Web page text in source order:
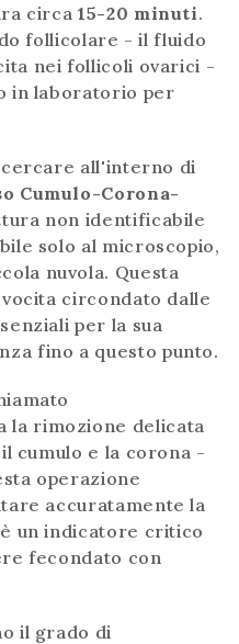
circa15-20 minuti.
follicolare - il fluido
nei follicoli ovarici -
in laboratorio per
all'interno di
Cumulo-Corona-
non identificabile
solo al microscopio,
nuvola. Questa
circondato dalle
per la sua
fino a questo punto.
la rimozione delicata
cumulo e la corona -
operazione
accuratamente la
un indicatore critico
fecondato con
il grado di